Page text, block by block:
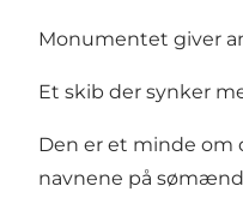
Monumentet giver
Et skib der synker
Den er et minde om
navnene på